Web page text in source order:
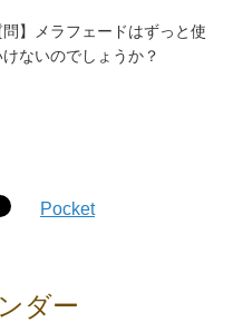
問】メラフェードはずっと使
ないのでしょうか？
Pocket
ダー